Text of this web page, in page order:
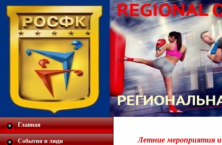
Главная
События и люди Летние мероприятия и